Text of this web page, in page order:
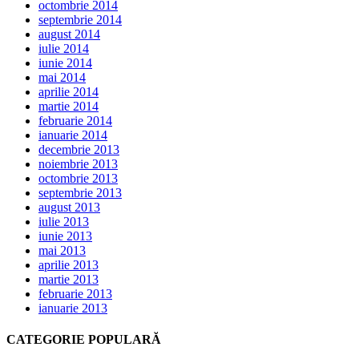
octombrie 2014
septembrie 2014
august 2014
iulie 2014
iunie 2014
mai 2014
aprilie 2014
martie 2014
februarie 2014
ianuarie 2014
decembrie 2013
noiembrie 2013
octombrie 2013
septembrie 2013
august 2013
iulie 2013
iunie 2013
mai 2013
aprilie 2013
martie 2013
februarie 2013
ianuarie 2013
CATEGORIE POPULARĂ